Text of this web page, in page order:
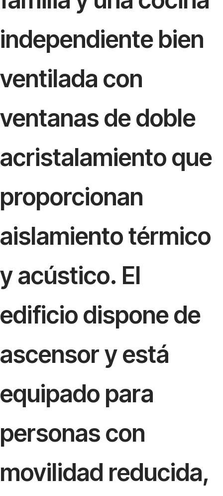
independiente bien
ventilada con
ventanas de doble
acristalamiento que
proporcionan
aislamiento térmico
y acústico. El
edificio dispone de
ascensor y está
equipado para
personas con
movilidad reducida,